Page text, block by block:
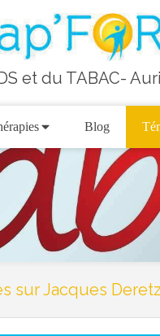
et du TABAC-
Blog
sur Jacques